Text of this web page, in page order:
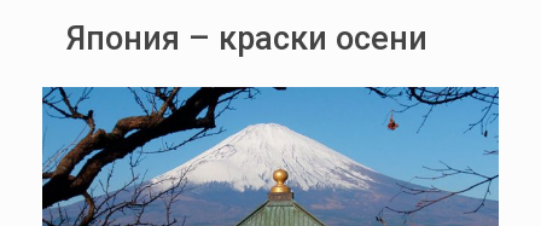
Япония – краски осени